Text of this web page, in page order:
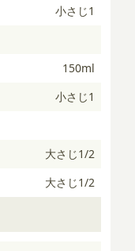
小さじ1
150ml
小さじ1
大さじ1/2
大さじ1/2